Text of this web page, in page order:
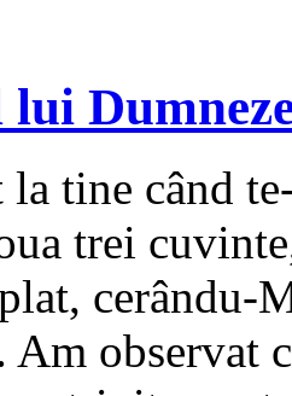
tine când
trei
cerându-
Am observat